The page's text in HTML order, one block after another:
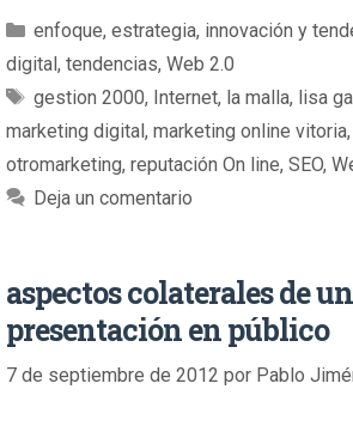
enfoque, estrategia, innovación y
digital, tendencias, Web 2.0
gestion 2000, Internet, la malla, lisa
marketing digital, marketing online vitoria,
otromarketing, reputación On line, SEO,
Deja un comentario
aspectos colaterales de
presentación en público
7 de septiembre de 2012 por Pablo